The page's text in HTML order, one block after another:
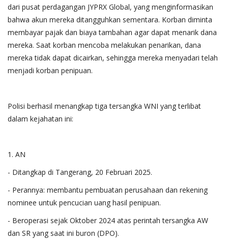
dari pusat perdagangan JYPRX Global, yang menginformasikan
bahwa akun mereka ditangguhkan sementara. Korban diminta
membayar pajak dan biaya tambahan agar dapat menarik dana
mereka. Saat korban mencoba melakukan penarikan, dana
mereka tidak dapat dicairkan, sehingga mereka menyadari telah
menjadi korban penipuan.
Polisi berhasil menangkap tiga tersangka WNI yang terlibat
dalam kejahatan ini:
1. AN
- Ditangkap di Tangerang, 20 Februari 2025.
- Perannya: membantu pembuatan perusahaan dan rekening
nominee untuk pencucian uang hasil penipuan.
- Beroperasi sejak Oktober 2024 atas perintah tersangka AW
dan SR yang saat ini buron (DPO).